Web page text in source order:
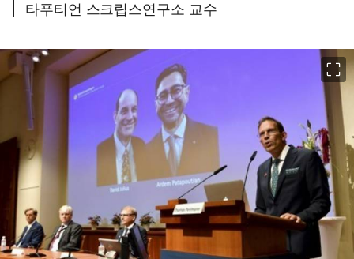
타푸티언 스크립스연구소 교수